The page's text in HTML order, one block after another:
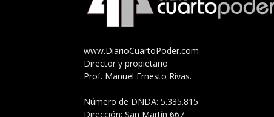
www.DiarioCuartoPoder.com
Director y propietario
Prof. Manuel Ernesto Rivas.
Número de DNDA: 5.335.815
Dirección: San Martín 667